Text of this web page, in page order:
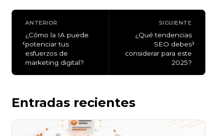
‹
ANTERIOR
¿Cómo la IA puede
potenciar tus
esfuerzos de
marketing digital?
SIGUIENTE
¿Qué tendencias
SEO debes
considerar para este
2025?
›
Entradas recientes